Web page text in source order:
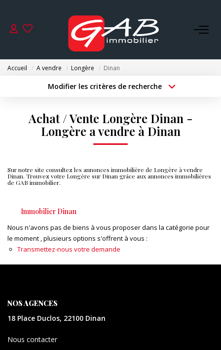
ACHETER
SYNDIC
GESTION
CONTACT
Accueil A vendre Longère Dinan
Modifier les critères de recherche
Sélectionnez...
Type de bien
Surface min
Créer une alerte
Achat / Vente Longère Dinan -
Longère a vendre à Dinan
Sur notre site consultez les annonces immobilière de Longère à vendre
Dinan. Trouvez votre Longère sur Dinan grâce aux annonces immobilières
de GAB immobilier.
Immobilier Dinan
Nous n'avons pas de biens à vous proposer dans la catégorie pour
le moment , plusieurs options s'offrent à vous :
Transmettez-nous votre demande
NOS AGENCES
18 Place Duclos, 22100 Dinan
Nous contacter